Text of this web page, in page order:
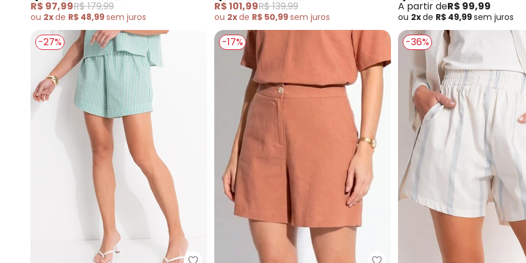
R$ 97,99R$ 179,99
ou 2xde R$ 48,99sem juros
R$ 101,99R$ 139,99
ou 2xde R$ 50,99sem juros
A partir deR$ 99,99
ou 2xde R$ 49,99sem juros
-27% -17% -36%